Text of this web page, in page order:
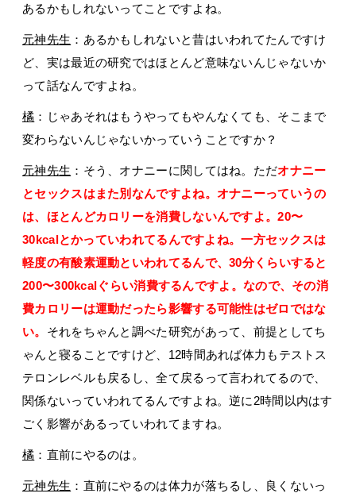
あるかもしれないってことですよね。
元神先生 ：あるかもしれないと昔はいわれてたんですけ
ど、実は最近の研究ではほとんど意味ないんじゃないか
って話なんですよね。
橘 ：じゃあそれはもうやってもやんなくても、そこまで
変わらないんじゃないかっていうことですか？
元神先生 ：そう、オナニーに関してはね。ただオナニー
とセックスはまた別なんですよね。オナニーっていうの
は、ほとんどカロリーを消費しないんですよ。20〜
30kcalとかっていわれてるんですよね。一方セックスは
軽度の有酸素運動といわれてるんで、30分くらいすると
200〜300kcalぐらい消費するんですよ。なので、その消
費カロリーは運動だったら影響する可能性はゼロではな
い。 それをちゃんと調べた研究があって、前提としてち
ゃんと寝ることですけど、12時間あれば体力もテストス
テロンレベルも戻るし、全て戻るって言われてるので、
関係ないっていわれてるんですよね。逆に2時間以内はす
ごく影響があるっていわれてますね。
橘 ：直前にやるのは。
元神先生 ：直前にやるのは体力が落ちるし、良くないっ